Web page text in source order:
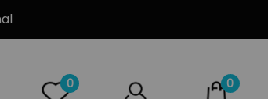
0 0